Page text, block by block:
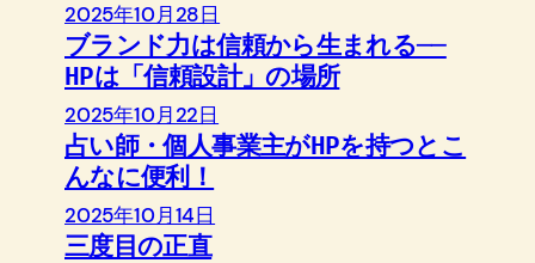
2025年10月28日
ブランド力は信頼から生まれる──
HPは「信頼設計」の場所
2025年10月22日
占い師・個人事業主がHPを持つとこ
んなに便利！
2025年10月14日
三度目の正直